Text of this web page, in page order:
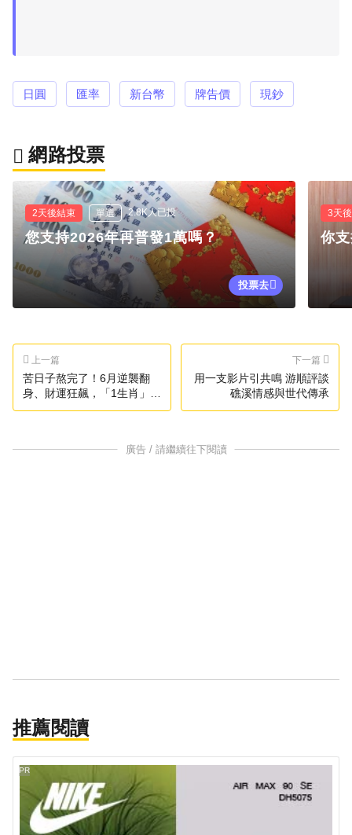
日圓 匯率 新台幣 牌告價 現鈔
網路投票
2天後結束 單選 2.8K人已投
您支持2026年再普發1萬嗎？
投票去
3天
你
上一篇
苦日子熬完了！6月逆襲翻
身、財運狂飆，「1生肖」貴
人運爆棚
下一篇
用一支影片引共鳴 游順評談
礁溪情感與世代傳承
廣告 / 請繼續往下閱讀
推薦閱讀
PR